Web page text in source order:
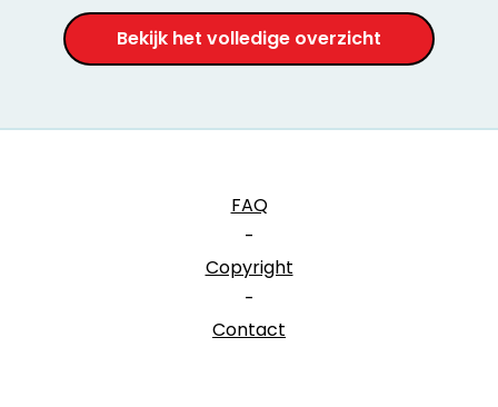
Bekijk het volledige overzicht
FAQ
-
Copyright
-
Contact